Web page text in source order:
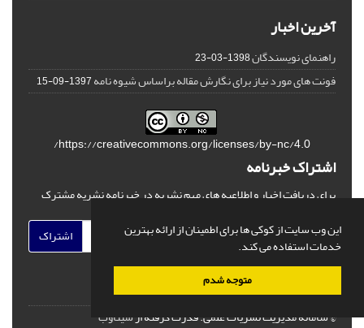
این وب سایت از کوکی ها برای اطمینان از ارائه بهترین
خدمات استفاده می کند.
متوجه شدم
آخرین اخبار
راهنمای نویسندگان1398-03-23
فونت های مورد نیاز برای نگارش مقاله براساس شیوه نامه1397-09-15
https://creativecommons.org/licenses/by-nc/4.0/
اشتراک خبرنامه
برای دریافت اخبار و اطلاعیه های مهم نشریه در خبرنامه نشریه مشترک
اشتراک
© سامانه مدیریت نشریات علمی.قدرت گرفته ازسیناوب